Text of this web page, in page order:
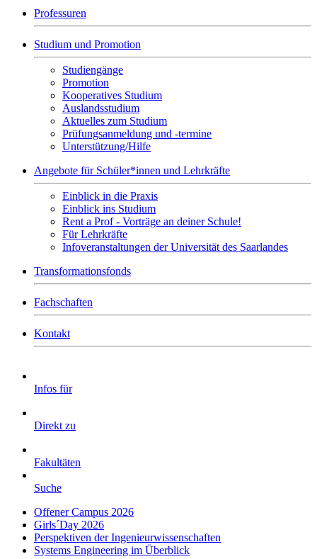
Professuren
Studium und Promotion
Studiengänge
Promotion
Kooperatives Studium
Auslandsstudium
Aktuelles zum Studium
Prüfungsanmeldung und -termine
Unterstützung/Hilfe
Angebote für Schüler*innen und Lehrkräfte
Einblick in die Praxis
Einblick ins Studium
Rent a Prof - Vorträge an deiner Schule!
Für Lehrkräfte
Infoveranstaltungen der Universität des Saarlandes
Transformationsfonds
Fachschaften
Kontakt
Infos für
Direkt zu
Fakultäten
Suche
Offener Campus 2026
Girls´Day 2026
Perspektiven der Ingenieurwissenschaften
Systems Engineering im Überblick